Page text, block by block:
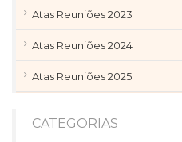
Atas Reuniões 2023
Atas Reuniões 2024
Atas Reuniões 2025
CATEGORIAS